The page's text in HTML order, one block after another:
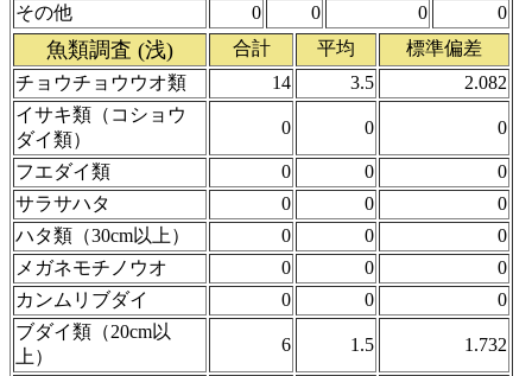
その他
0 0 0 0
魚類調査 (浅) 合計 平均
標準偏差
チョウチョウウオ類
14 3.5
2.082
イサキ類（コショウ
ダイ類）
0 0 0
フエダイ類 0 0
0
サラサハタ
0 0
0
ハタ類（30cm以上）
0 0
0
メガネモチノウオ
0 0
0
カンムリブダイ
0 0
0
ブダイ類（20cm以
上）
6 1.5 1.732